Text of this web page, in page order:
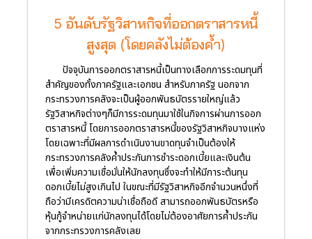
5 อันดับรัฐวิสาหกิจที่ออกตราสารหนี้
สูงสุด (โดยคลังไม่ต้องค้ำ)
ปัจจุบันการออกตราสารหนี้เป็นทางเลือกการระดมทุนที่
สำคัญของทั้งภาครัฐและเอกชน สำหรับภาครัฐ นอกจาก
กระทรวงการคลังจะเป็นผู้ออกพันธบัตรรายใหญ่แล้ว
รัฐวิสาหกิจต่างๆก็มีการระดมทุนมาใช้ในกิจการผ่านการออก
ตราสารหนี้ โดยการออกตราสารหนี้ของรัฐวิสาหกิจบางแห่ง
โดยเฉพาะที่มีผลการดำเนินงานขาดทุนจำเป็นต้องให้
กระทรวงการคลังค้ำประกันการชำระดอกเบี้ยและเงินต้น
เพื่อเพิ่มความเชื่อมั่นให้นักลงทุนซึ่งจะทำให้มีภาระต้นทุน
ดอกเบี้ยไม่สูงเกินไป ในขณะที่มีรัฐวิสาหกิจอีกจำนวนหนึ่งที่
ถือว่ามีเครดิตความน่าเชื่อถือดี สามารถออกพันธบัตรหรือ
หุ้นกู้จำหน่ายแก่นักลงทุนได้โดยไม่ต้องอาศัยการค้ำประกัน
จากกระทรวงการคลังเลย